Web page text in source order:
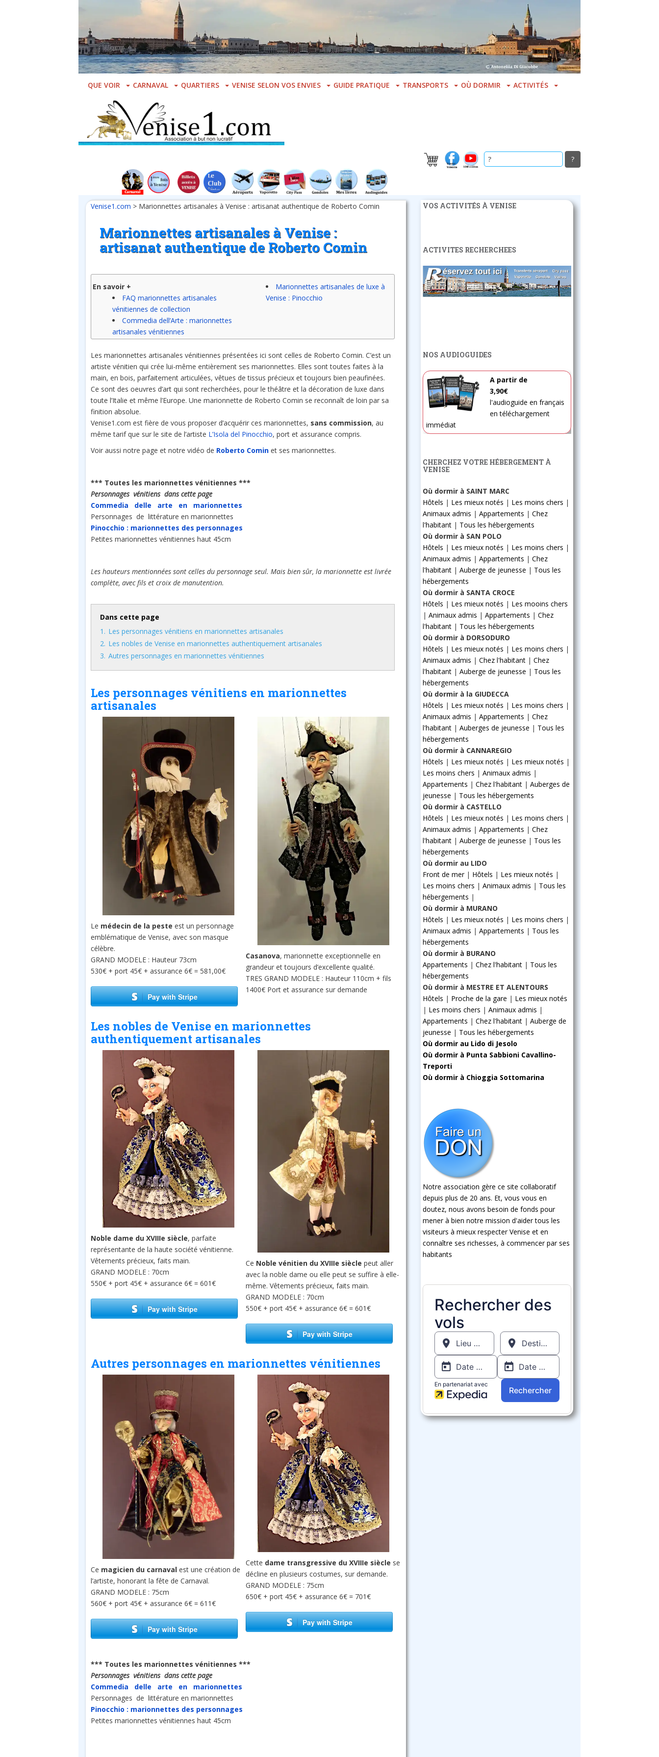
main
content
QUE VOIR CARNAVAL QUARTIERS VENISE SELON VOS ENVIES GUIDE PRATIQUE TRANSPORTS OÙ DORMIR ACTIVITÉS
Venise1.com > Marionnettes artisanales à Venise : artisanat authentique de Roberto Comin
Marionnettes artisanales à Venise :
artisanat authentique de Roberto Comin
En savoir +
FAQ marionnettes artisanales
vénitiennes de collection
Commedia dell’Arte : marionnettes
artisanales vénitiennes
Marionnettes artisanales de luxe à
Venise : Pinocchio
Les marionnettes artisanales vénitiennes présentées ici sont celles de Roberto Comin. C’est un
artiste vénitien qui crée lui-même entièrement ses marionnettes. Elles sont toutes faites à la
main, en bois, parfaitement articulées, vêtues de tissus précieux et toujours bien peaufinées.
Ce sont des oeuvres d’art qui sont recherchées, pour le théâtre et la décoration de luxe dans
toute l’Italie et même l’Europe. Une marionnette de Roberto Comin se reconnaît de loin par sa
finition absolue.
Venise1.com est fière de vous proposer d’acquérir ces marionnettes, sans commission, au
même tarif que sur le site de l’artiste L’Isola del Pinocchio, port et assurance compris.
Voir aussi notre page et notre vidéo de Roberto Comin et ses marionnettes.
*** Toutes les marionnettes vénitiennes ***
Personnages vénitiens dans cette page
Commedia delle arte en marionnettes
Personnages de littérature en marionnettes
Pinocchio : marionnettes des personnages
Petites marionnettes vénitiennes haut 45cm
Les hauteurs mentionnées sont celles du personnage seul. Mais bien sûr, la marionnette est livrée
complète, avec fils et croix de manutention.
Dans cette page
1. Les personnages vénitiens en marionnettes artisanales
2. Les nobles de Venise en marionnettes authentiquement artisanales
3. Autres personnages en marionnettes vénitiennes
Les personnages vénitiens en marionnettes
artisanales
Le médecin de la peste est un personnage
emblématique de Venise, avec son masque
célèbre.
GRAND MODELE : Hauteur 73cm
530€ + port 45€ + assurance 6€ = 581,00€
Pay with Stripe
Casanova, marionnette exceptionnelle en
grandeur et toujours d’excellente qualité.
TRES GRAND MODELE : Hauteur 110cm + fils
1400€ Port et assurance sur demande
Les nobles de Venise en marionnettes
authentiquement artisanales
Noble dame du XVIIIe siècle, parfaite
représentante de la haute société vénitienne.
Vêtements précieux, faits main.
GRAND MODELE : 70cm
550€ + port 45€ + assurance 6€ = 601€
Pay with Stripe
Ce Noble vénitien du XVIIIe siècle peut aller
avec la noble dame ou elle peut se suffire à elle-
même. Vêtements précieux, faits main.
GRAND MODELE : 70cm
550€ + port 45€ + assurance 6€ = 601€
Pay with Stripe
Autres personnages en marionnettes vénitiennes
Ce magicien du carnaval est une création de
l’artiste, honorant la fête de Carnaval.
GRAND MODELE : 75cm
560€ + port 45€ + assurance 6€ = 611€
Pay with Stripe
Cette dame transgressive du XVIIIe siècle se
décline en plusieurs costumes, sur demande.
GRAND MODELE : 75cm
650€ + port 45€ + assurance 6€ = 701€
Pay with Stripe
*** Toutes les marionnettes vénitiennes ***
Personnages vénitiens dans cette page
Commedia delle arte en marionnettes
Personnages de littérature en marionnettes
Pinocchio : marionnettes des personnages
Petites marionnettes vénitiennes haut 45cm
VOS ACTIVITÉS À VENISE
ACTIVITES RECHERCHEES
NOS AUDIOGUIDES
A partir de
3,90€
l'audioguide en français
en téléchargement
immédiat
CHERCHEZ VOTRE HÉBERGEMENT À
VENISE
Où dormir à SAINT MARC
Hôtels | Les mieux notés | Les moins chers |
Animaux admis | Appartements | Chez
l'habitant| Tous les hébergements
Où dormir à SAN POLO
Hôtels | Les mieux notés | Les moins chers |
Animaux admis | Appartements | Chez
l'habitant| Auberge de jeunesse | Tous les
hébergements
Où dormir à SANTA CROCE
Hôtels | Les mieux notés | Les mooins chers
| Animaux admis | Appartements | Chez
l'habitant| Tous les hébergements
Où dormir à DORSODURO
Hôtels | Les mieux notés | Les moins chers |
Animaux admis | Chez l'habitant| Chez
l'habitant| Auberge de jeunesse | Tous les
hébergements
Où dormir à la GIUDECCA
Hôtels | Les mieux notés | Les moins chers |
Animaux admis | Appartements | Chez
l'habitant| Auberges de jeunesse | Tous les
hébergements
Où dormir à CANNAREGIO
Hôtels | Les mieux notés | Les mieux notés |
Les moins chers | Animaux admis |
Appartements | Chez l'habitant| Auberges de
jeunesse | Tous les hébergements
Où dormir à CASTELLO
Hôtels | Les mieux notés | Les moins chers |
Animaux admis | Appartements | Chez
l'habitant| Auberge de jeunesse | Tous les
hébergements
Où dormir au LIDO
Front de mer| Hôtels | Les mieux notés |
Les moins chers | Animaux admis | Tous les
hébergements |
Où dormir à MURANO
Hôtels | Les mieux notés | Les moins chers |
Animaux admis | Appartements | Tous les
hébergements
Où dormir à BURANO
Appartements | Chez l'habitant| Tous les
hébergements
Où dormir à MESTRE ET ALENTOURS
Hôtels | Proche de la gare | Les mieux notés
| Les moins chers | Animaux admis |
Appartements | Chez l'habitant| Auberge de
jeunesse | Tous les hébergements
Où dormir au Lido di Jesolo
Où dormir à Punta Sabbioni Cavallino-
Treporti
Où dormir à Chioggia Sottomarina
Notre association gère ce site collaboratif
depuis plus de 20 ans. Et, vous vous en
doutez, nous avons besoin de fonds pour
mener à bien notre mission d'aider tous les
visiteurs à mieux respecter Venise et en
connaître ses richesses, à commencer par ses
habitants